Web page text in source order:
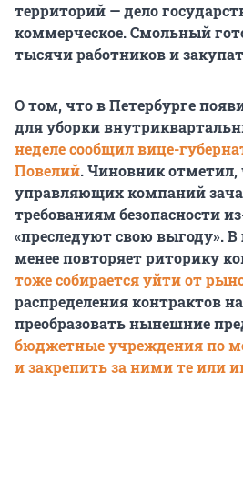
территорий — дело
коммерческое. Смольный
тысячи работников и
О том, что в Петербурге
для уборки
неделе сообщил вице-
Повелий.Чиновник отметил,
управляющих компаний
требованиям безопасности
«преследуют свою выгоду». В
менее повторяет риторику
тоже собирается уйти от
распределения контрактов
преобразовать нынешние
бюджетные учреждения по
и закрепить за ними те или